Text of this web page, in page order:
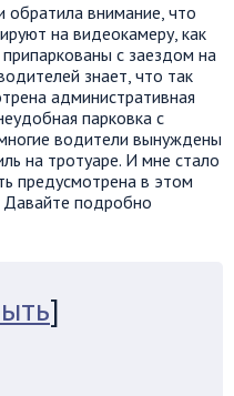
обратила внимание, что
на видеокамеру, как
с заездом на
знает, что так
административная
парковка с
водители вынуждены
на тротуаре. И мне стало
предусмотрена в этом
Давайте подробно
]